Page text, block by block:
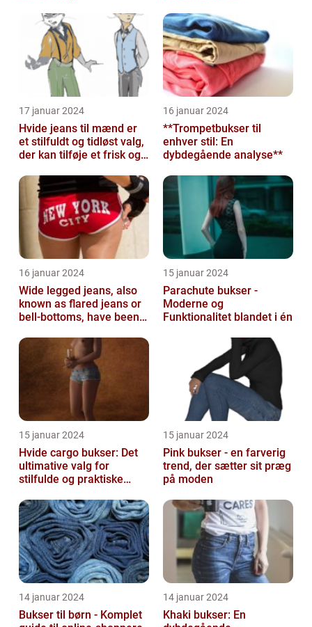
mange mennesker
17 januar 2024
Hvide jeans til mænd er
et stilfuldt og tidløst valg,
der kan tilføje et frisk og
16 januar 2024
**Trompetbukser til
enhver stil: En
dybdegående analyse**
16 januar 2024
Wide legged jeans, also
known as flared jeans or
bell-bottoms, have been a
wor...
15 januar 2024
Parachute bukser -
Moderne og
Funktionalitet blandet i én
15 januar 2024
Hvide cargo bukser: Det
ultimative valg for
stilfulde og praktiske
15 januar 2024
Pink bukser - en farverig
trend, der sætter sit præg
på moden
14 januar 2024
Bukser til børn - Komplet
14 januar 2024
Khaki bukser: En